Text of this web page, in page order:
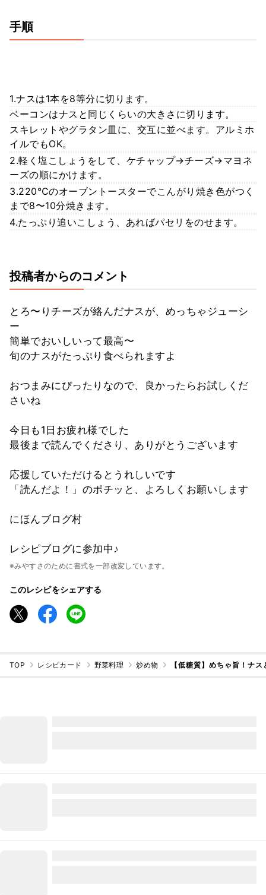
手順
1.ナスは1本を8等分に切ります。
ベーコンはナスと同じくらいの大きさに切ります。
スキレットやグラタン皿に、交互に並べます。アルミホ
イルでもOK。
2.軽く塩こしょうをして、ケチャップ→チーズ→マヨネ
ーズの順にかけます。
3.220℃のオーブントースターでこんがり焼き色がつく
まで8〜10分焼きます。
4.たっぷり追いこしょう、あればパセリをのせます。
投稿者からのコメント
とろ〜りチーズが絡んだナスが、めっちゃジューシ
ー
簡単でおいしいって最高〜
旬のナスがたっぷり食べられますよ
おつまみにぴったりなので、良かったらお試しくだ
さいね
今日も1日お疲れ様でした
最後まで読んでくださり、ありがとうございます
応援していただけるとうれしいです
「読んだよ！」のポチッと、よろしくお願いします
にほんブログ村
レシピブログに参加中♪
※みやすさのために書式を一部改変しています。
このレシピをシェアする
TOP レシピカード 野菜料理 炒め物 【低糖質】めちゃ旨！ナ